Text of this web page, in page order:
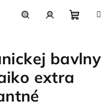
košík
bavlny
extra